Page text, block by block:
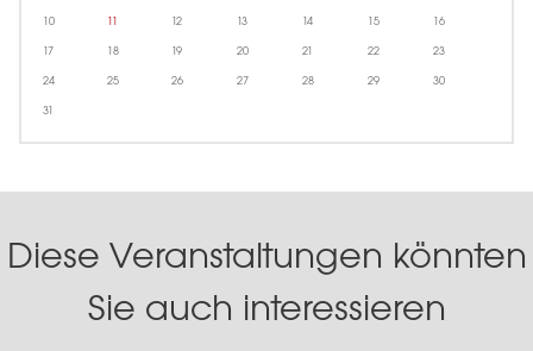
10 11 12 13 14 15 16
17 18 19 20 21 22 23
24 25 26 27 28 29 30
31
Diese Veranstaltungen könnten
Sie auch interessieren